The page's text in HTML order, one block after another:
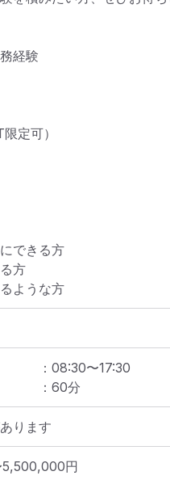
経験
定可）
できる方
方
ような方
： 08:30〜17:30
： 60分
ります
5,500,000円